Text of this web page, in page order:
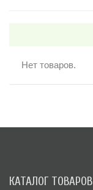
Нет товаров.
КАТАЛОГ ТОВАРОВ